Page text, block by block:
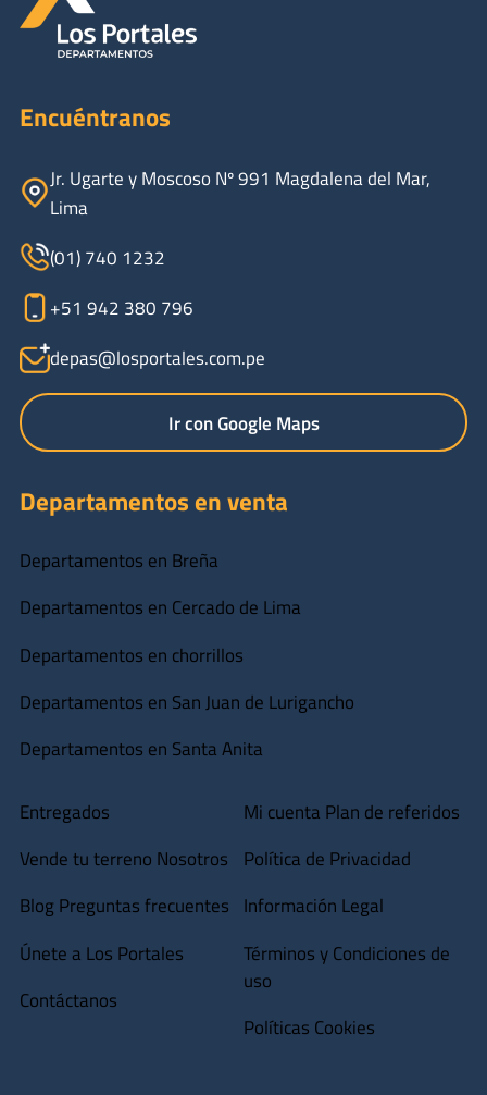
Encuéntranos
Jr. Ugarte y Moscoso Nº 991 Magdalena del Mar,
Lima
(01) 740 1232
+51 942 380 796
depas@losportales.com.pe
Ir con Google Maps
Departamentos en venta
Departamentos en Breña
Departamentos en Cercado de Lima
Departamentos en chorrillos
Departamentos en San Juan de Lurigancho
Departamentos en Santa Anita
Entregados
Vende tu terreno Nosotros
Blog Preguntas frecuentes
Únete a Los Portales
Contáctanos
Mi cuenta Plan de referidos
Política de Privacidad
Información Legal
Términos y Condiciones de
uso
Políticas Cookies